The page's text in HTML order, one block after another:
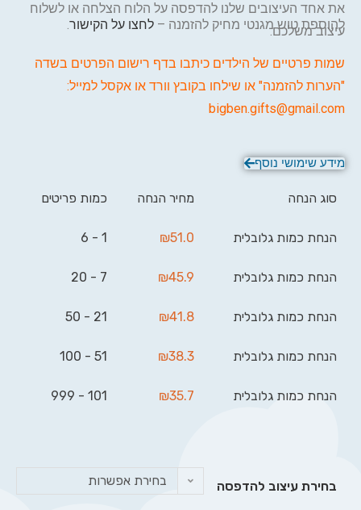
את אחד העיצובים שלנו להדפסה על הלוח הצלחה או לשלוח
עיצוב משלכם.
להוספת טוש מגנטי מחיק להזמנה – לחצו על הקישור.
שמות פרטיים של הילדים כיתבו בדף רישום הפרטים בשדה
"הערות להזמנה" או שילחו בקובץ וורד או אקסל למייל:
bigben.gifts@gmail.com
מידע שימושי נוסף
סוג הנחה מחיר הנחה כמות פריטים
הנחת כמות גלובלית ₪51.0
1 - 6
הנחת כמות גלובלית ₪45.9
7 - 20
הנחת כמות גלובלית ₪41.8
21 - 50
הנחת כמות גלובלית ₪38.3
51 - 100
הנחת כמות גלובלית ₪35.7
101 - 999
בחירת עיצוב להדפסה בחירת אפשרות